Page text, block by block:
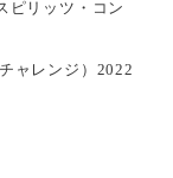
ピリッツ・コン
ャレンジ）2022